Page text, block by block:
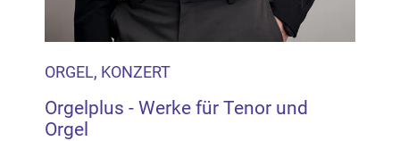
ORGEL, KONZERT
Orgelplus - Werke für Tenor und
Orgel